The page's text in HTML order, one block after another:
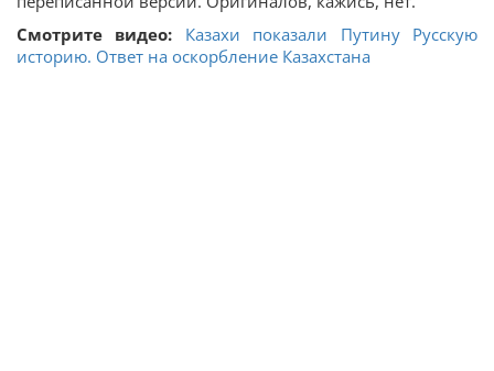
Смотрите видео:
Казахи показали Путину Русскую
историю. Ответ на оскорбление Казахстана